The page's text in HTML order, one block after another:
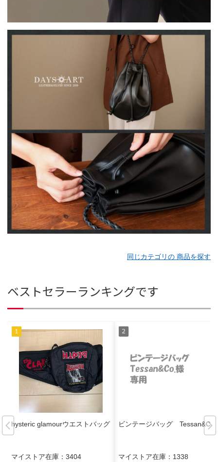
同じカテゴリの 商品を探す
ベストセラーランキングです
hysteric glamourウエストバッグ
マイストア在庫： 3404
ビンテージバッグ Tessan&Co.
マイストア在庫： 1338